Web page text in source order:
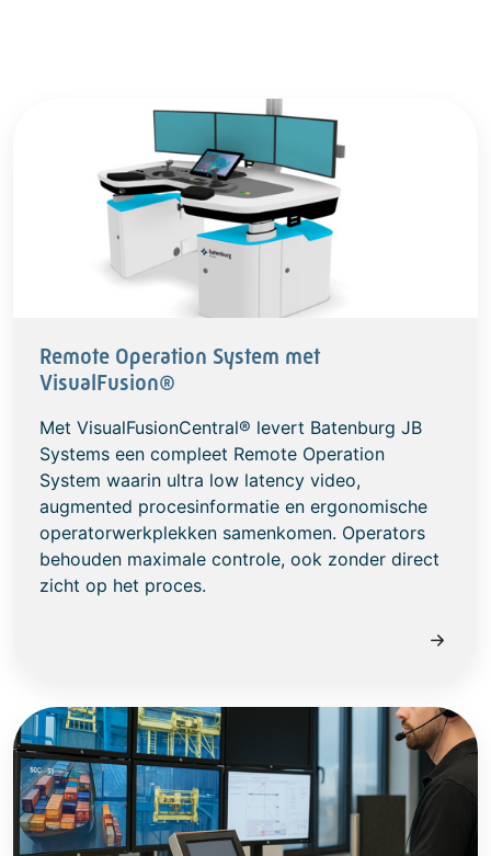
Remote Operation System met
VisualFusion®
Met VisualFusionCentral® levert Batenburg JB
Systems een compleet Remote Operation
System waarin ultra low latency video,
augmented procesinformatie en ergonomische
operatorwerkplekken samenkomen. Operators
behouden maximale controle, ook zonder direct
zicht op het proces.